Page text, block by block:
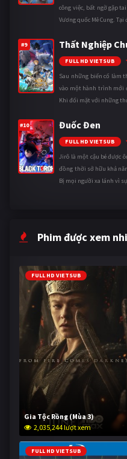
công việc, bất ngờ gặp
Vương quốc Mê Cung.
#9 Thất Nghiệp
FULL HD VIETSUB
Sau những biến cố làm
vào một hành trình mới
Khi đối mặt với những
#10 Đuốc Đen
FULL HD VIETSUB
Jirô là một cậu bé được
đồng thời sở hữu khả
Bị mọi người xa lánh vì
Phim được xem
FULL HD VIETSUB
Gia Tộc Rồng (Mùa 3)
2,035,244 lượt xem
FULL HD VIETSUB